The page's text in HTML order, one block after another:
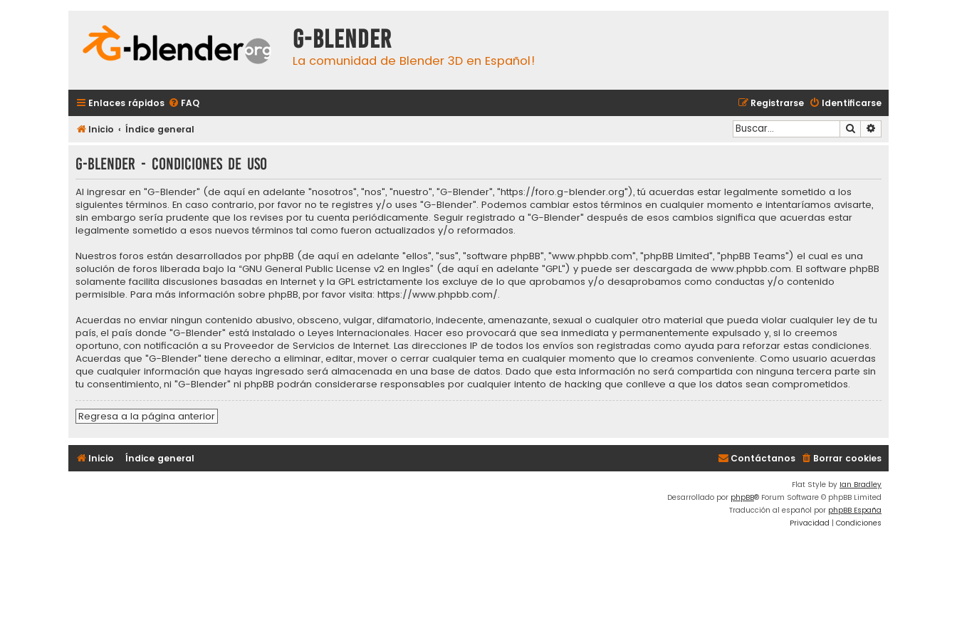
G-Blender
La comunidad de Blender 3D en Español!
Enlaces rápidos FAQ Identificarse
Registrarse
Inicio Índice general Buscar
G-Blender - Condiciones de uso
Al ingresar en "G-Blender" (de aquí en adelante "nosotros", "nos", "nuestro", "G-Blender", "https://foro.g-blender.org"), tú acuerdas estar legalmente sometido a los
siguientes términos. En caso contrario, por favor no te registres y/o uses "G-Blender". Podemos cambiar estos términos en cualquier momento e intentaríamos avisarte,
sin embargo sería prudente que los revises por tu cuenta periódicamente. Seguir registrado a "G-Blender" después de esos cambios significa que acuerdas estar
legalmente sometido a esos nuevos términos tal como fueron actualizados y/o reformados.
Nuestros foros están desarrollados por phpBB (de aquí en adelante "ellos", "sus", "software phpBB", "www.phpbb.com", "phpBB Limited", "phpBB Teams") el cual es una
solución de foros liberada bajo la “GNU General Public License v2 en Ingles” (de aquí en adelante "GPL") y puede ser descargada de www.phpbb.com. El software phpBB
solamente facilita discusiones basadas en Internet y la GPL estrictamente los excluye de lo que aprobamos y/o desaprobamos como conductas y/o contenido
permisible. Para más información sobre phpBB, por favor visita: https://www.phpbb.com/.
Acuerdas no enviar ningun contenido abusivo, obsceno, vulgar, difamatorio, indecente, amenazante, sexual o cualquier otro material que pueda violar cualquier ley de tu
país, el país donde "G-Blender" está instalado o Leyes Internacionales. Hacer eso provocará que sea inmediata y permanentemente expulsado y, si lo creemos
oportuno, con notificación a su Proveedor de Servicios de Internet. Las direcciones IP de todos los envíos son registradas como ayuda para reforzar estas condiciones.
Acuerdas que "G-Blender" tiene derecho a eliminar, editar, mover o cerrar cualquier tema en cualquier momento que lo creamos conveniente. Como usuario acuerdas
que cualquier información que hayas ingresado será almacenada en una base de datos. Dado que esta información no será compartida con ninguna tercera parte sin
tu consentimiento, ni "G-Blender" ni phpBB podrán considerarse responsables por cualquier intento de hacking que conlleve a que los datos sean comprometidos.
Regresa a la página anterior
Inicio Índice general Borrar cookies
Contáctanos
Flat Style by Ian Bradley
Desarrollado por phpBB® Forum Software © phpBB Limited
Traducción al español por phpBB España
Privacidad | Condiciones